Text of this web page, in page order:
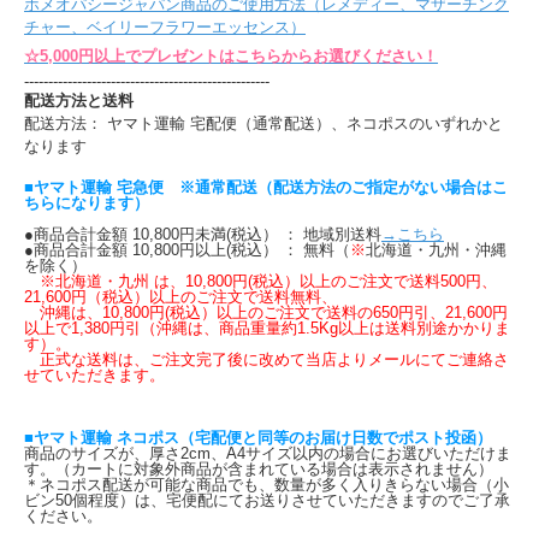
ホメオパシージャパン商品のご使用方法（レメディー、マザーチンク
チャー、ベイリーフラワーエッセンス）
☆5,000円以上でプレゼントはこちらからお選びください！
---------------------------------------------------
配送方法と送料
配送方法： ヤマト運輸 宅配便（通常配送）、ネコポスのいずれかと
なります
■ヤマト運輸 宅急便 ※通常配送（配送方法のご指定がない場合はこ
ちらになります）
●商品合計金額 10,800円未満(税込） ： 地域別送料→こちら
●商品合計金額 10,800円以上(税込） ： 無料（ ※北海道・九州・沖縄
を除く）
※北海道・九州 は、10,800円(税込）以上のご注文で送料500円、
21,600円（税込）以上のご注文で送料無料、
沖縄は、10,800円(税込）以上のご注文で送料の650円引、21,600円
以上で1,380円引（沖縄は、商品重量約1.5Kg以上は送料別途かかりま
す）。
正式な送料は、ご注文完了後に改めて当店よりメールにてご連絡さ
せていただきます。
■ヤマト運輸 ネコポス（宅配便と同等のお届け日数でポスト投函）
商品のサイズが、厚さ2cm、A4サイズ以内の場合にお選びいただけま
す。（カートに対象外商品が含まれている場合は表示されません）
＊ネコポス配送が可能な商品でも、数量が多く入りきらない場合（小
ビン50個程度）は、宅便配にてお送りさせていただきますのでご了承
ください。